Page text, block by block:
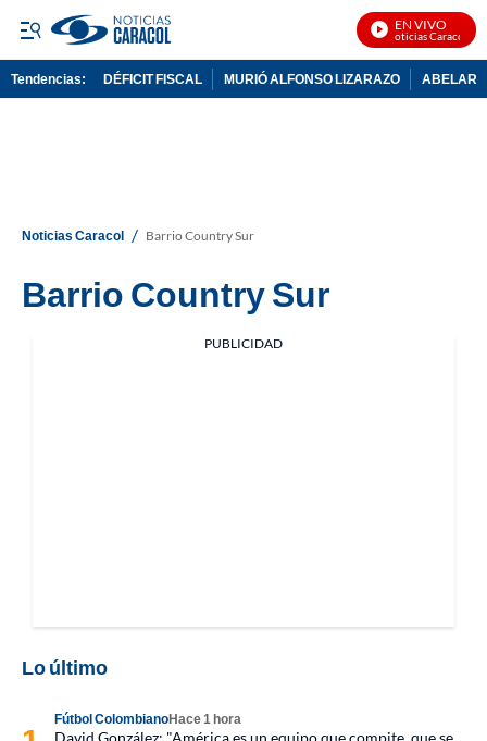
EN VIVO
Noticias Caracol En
Tendencias: DÉFICIT FISCAL MURIÓ ALFONSO LIZARAZO
Noticias Caracol / Barrio Country Sur
Barrio Country Sur
PUBLICIDAD
Lo último
Fútbol ColombianoHace 1 hora
David González: "América es un equipo que compite, que se